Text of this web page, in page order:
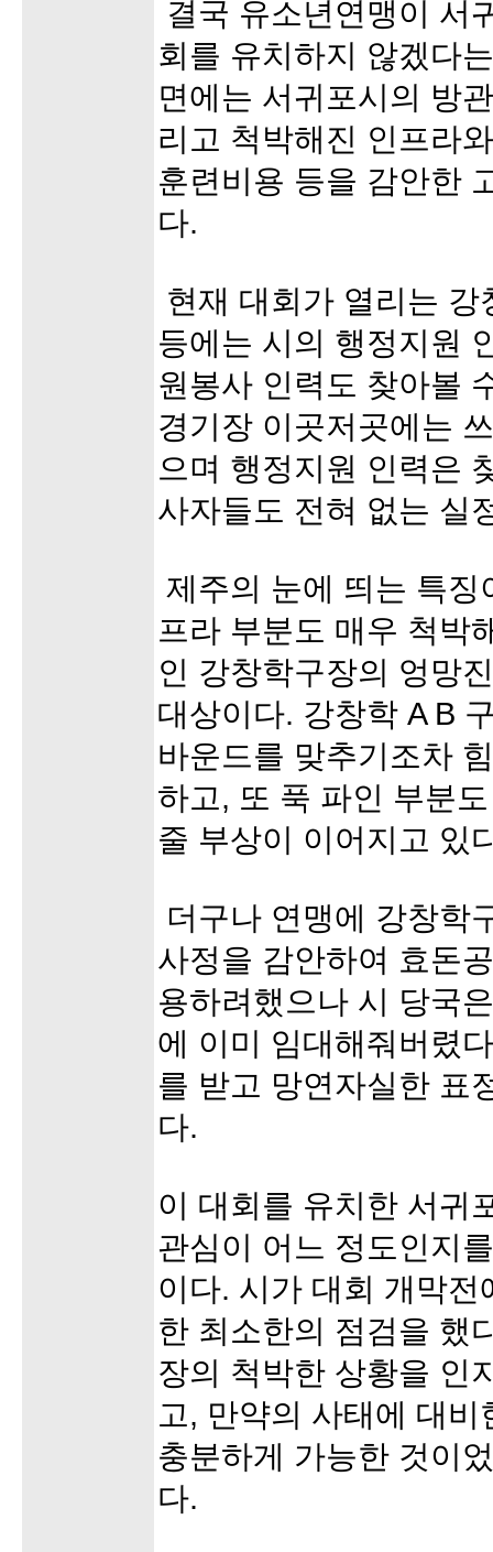
결국 유소년연맹이 서
회를 유치하지 않겠다
면에는 서귀포시의 방
리고 척박해진 인프라
훈련비용 등을 감안한
다.
현재 대회가 열리는
등에는 시의 행정지원
원봉사 인력도 찾아볼
경기장 이곳저곳에는
으며 행정지원 인력은
사자들도 전혀 없는 실
제주의 눈에 띄는 특징
프라 부분도 매우 척박
인 강창학구장의 엉망
대상이다. 강창학 A B
바운드를 맞추기조차
하고, 또 푹 파인 부분
줄 부상이 이어지고 있
더구나 연맹에 강창학
사정을 감안하여 효돈
용하려했으나 시 당국
에 이미 임대해줘버렸
를 받고 망연자실한 표
다.
이 대회를 유치한 서귀
관심이 어느 정도인지
이다. 시가 대회 개막
한 최소한의 점검을 했
장의 척박한 상황을 인
고, 만약의 사태에 대
충분하게 가능한 것이
다.